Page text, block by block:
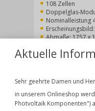
108 Zellen
Doppelglas-
Nominalleistung
Abmaße: 1757 x
Kunden, die
Aktuelle
Sehr geehrte Damen und
in unserem Onlineshop
Photvoltaik Komponenten")